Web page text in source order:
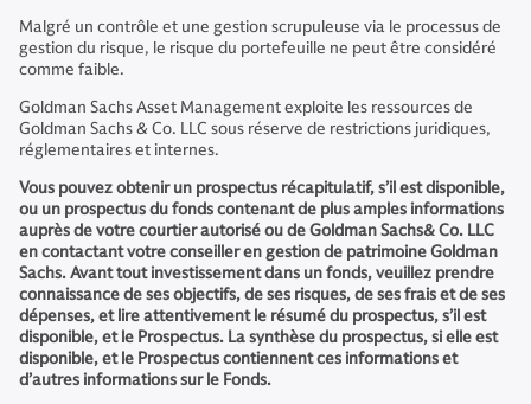
Malgré un contrôle et une gestion scrupuleuse via le processus de
gestion du risque, le risque du portefeuille ne peut être considéré
comme faible.
Goldman Sachs Asset Management exploite les ressources de
Goldman Sachs & Co. LLC sous réserve de restrictions juridiques,
réglementaires et internes.
Vous pouvez obtenir un prospectus récapitulatif, s’il est disponible,
ou un prospectus du fonds contenant de plus amples informations
auprès de votre courtier autorisé ou de Goldman Sachs& Co. LLC
en contactant votre conseiller en gestion de patrimoine Goldman
Sachs. Avant tout investissement dans un fonds, veuillez prendre
connaissance de ses objectifs, de ses risques, de ses frais et de ses
dépenses, et lire attentivement le résumé du prospectus, s’il est
disponible, et le Prospectus. La synthèse du prospectus, si elle est
disponible, et le Prospectus contiennent ces informations et
d’autres informations sur le Fonds.